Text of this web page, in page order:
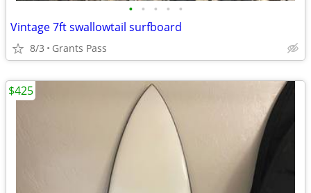
• • • • •
Vintage 7ft swallowtail surfboard
8/3 Grants Pass
$425